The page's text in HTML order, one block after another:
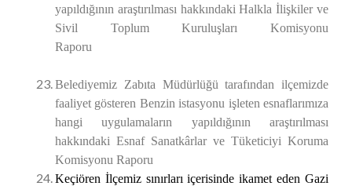
yapıldığının araştırılması hakkındaki Halkla İlişkiler ve
Sivil Toplum Kuruluşları Komisyonu
Belediyemiz Zabıta Müdürlüğü tarafından ilçemizde
faaliyet gösteren Benzin istasyonu işleten esnaflarımıza
hangi uygulamaların yapıldığının araştırılması
hakkındaki Esnaf Sanatkârlar ve Tüketiciyi Koruma
Komisyonu Raporu
Keçiören İlçemiz sınırları içerisinde ikamet eden Gazi